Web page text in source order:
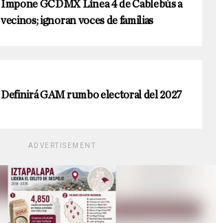
Impone GCDMX Línea 4 de Cablebús a
vecinos; ignoran voces de familias
Definirá GAM rumbo electoral del 2027
ADVERTISEMENT